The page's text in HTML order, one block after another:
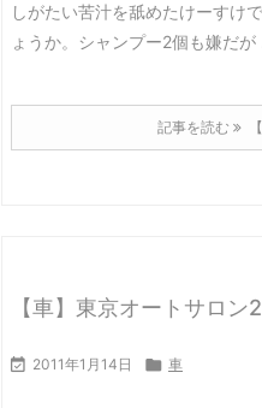
しがたい苦汁を舐めたけーすけ
ょうか。
シャンプー2個も嫌だが
記事を読む 【
【車】東京オートサロン
 2011年1月14日  車